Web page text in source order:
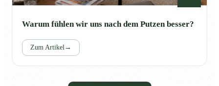
Warum fühlen wir uns nach dem Putzen besser?
Zum Artikel→